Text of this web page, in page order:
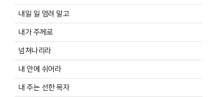
내일 일 염려 말고
내가 주께로
넘쳐나리라
내 안에 쉬어라
내 주는 선한 목자